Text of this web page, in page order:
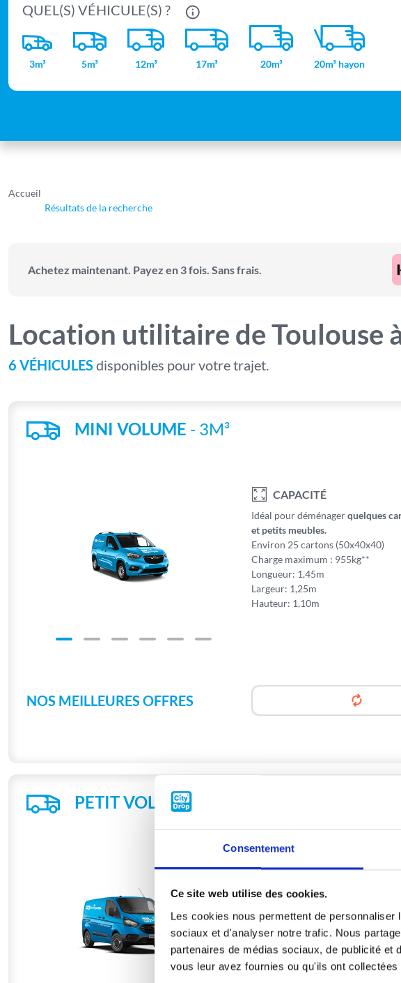
Consentement
Ce site web utilise des cookies.
Les cookies nous permettent de
sociaux et d'analyser notre trafic. Nous
partenaires de médias sociaux, de publicité
vous leur avez fournies ou qu'ils ont
QUEL(S) VÉHICULE(S) ?Plus d'informations
3m³ 5m³ 12m³ 17m³ 20m³ 20m³ hayon
Accueil
Résultats de la recherche
Achetez maintenant. Payez en 3 fois. Sans frais.
Location utilitaire de Toulouse
6 VÉHICULES disponibles pour votre trajet.
MINI VOLUME - 3M³
CAPACITÉ
Idéal pour déménagerquelques
et petits meubles.
Environ 25 cartons (50x40x40)
Charge maximum : 955kg**
Longueur: 1,45m
Largeur: 1,25m
Hauteur: 1,10m
NOS MEILLEURES OFFRES
PETIT VOLUME
CAPACITÉ
Idéal pour déménager
Environ 40 cartons (50x40x40)
Charge maximum : 1000kg**
Longueur: 2,20m
Largeur: 1,45m
Hauteur: 1,40m